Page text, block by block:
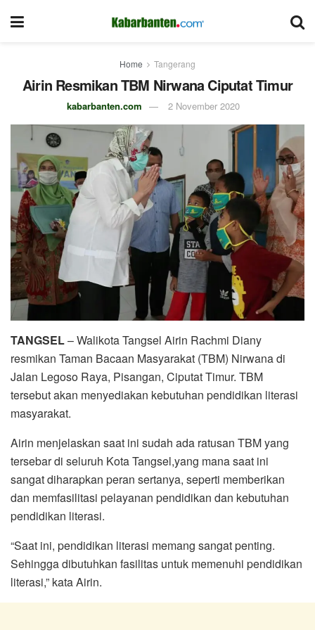
Home Tangerang
Airin Resmikan TBM Nirwana Ciputat Timur
kabarbanten.com 2 November 2020
TANGSEL– Walikota Tangsel Airin Rachmi Diany
resmikan Taman Bacaan Masyarakat (TBM) Nirwana di
Jalan Legoso Raya, Pisangan, Ciputat Timur. TBM
tersebut akan menyediakan kebutuhan pendidikan literasi
masyarakat.
Airin menjelaskan saat ini sudah ada ratusan TBM yang
tersebar di seluruh Kota Tangsel,yang mana saat ini
sangat diharapkan peran sertanya, seperti memberikan
dan memfasilitasi pelayanan pendidikan dan kebutuhan
pendidikan literasi.
“Saat ini, pendidikan literasi memang sangat penting.
Sehingga dibutuhkan fasilitas untuk memenuhi pendidikan
literasi,” kata Airin.